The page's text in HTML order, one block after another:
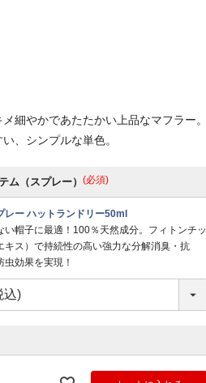
細やかであたたかい上品なマフラー。
、シンプルな単色。
ム（スプレー） (必須)
レー ハットランドリー50ml
い帽子に最適！100％天然成分。フィトンチッ
キス）で持続性の高い強力な分解消臭・抗
効果を実現！